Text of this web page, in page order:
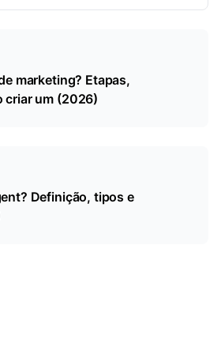
vendas e suporte.
marketing? Etapas,
criar um (2026)
Definição, tipos e